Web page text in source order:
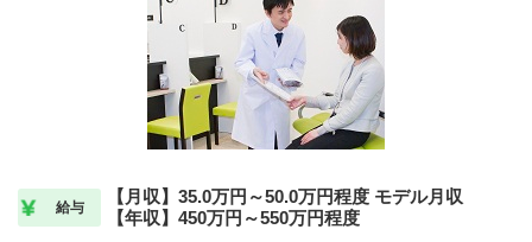
給与
【月収】35.0万円～50.0万円程度 モデル月収
【年収】450万円～550万円程度